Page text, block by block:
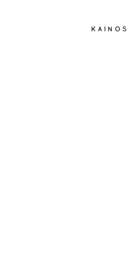
KAINOS